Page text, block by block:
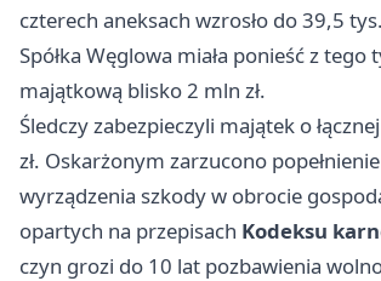
czterech aneksach wzrosło do 39,5
Spółka Węglowa miała ponieść z tego
majątkową blisko 2 mln zł.
Śledczy zabezpieczyli majątek o
zł. Oskarżonym zarzucono
wyrządzenia szkody w obrocie
opartych na przepisach Kodeksu
czyn grozi do 10 lat pozbawienia